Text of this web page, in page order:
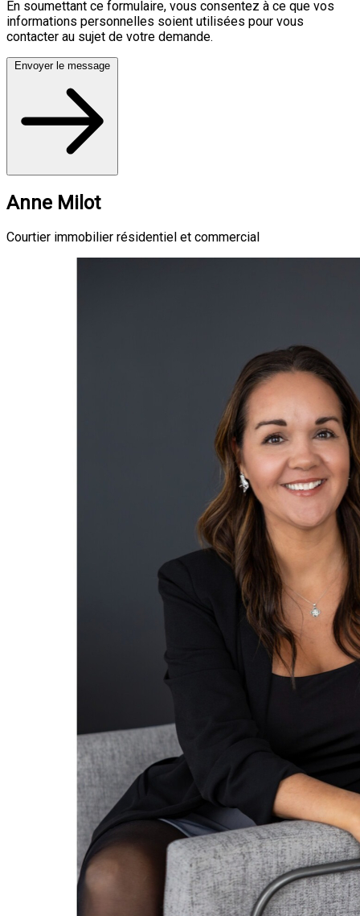
En soumettant ce formulaire, vous consentez à ce que vos
informations personnelles soient utilisées pour vous
contacter au sujet de votre demande.
Envoyer le message
Anne Milot
Courtier immobilier résidentiel et commercial